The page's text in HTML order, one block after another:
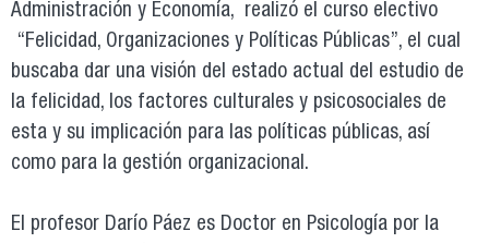
Administración y Economía, realizó el curso electivo
“Felicidad, Organizaciones y Políticas Públicas”, el cual
buscaba dar una visión del estado actual del estudio de
la felicidad, los factores culturales y psicosociales de
esta y su implicación para las políticas públicas, así
como para la gestión organizacional.
El profesor Darío Páez es Doctor en Psicología por la